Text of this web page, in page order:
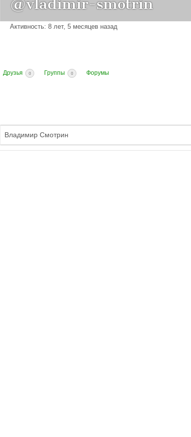
@vladimir-smotrin
Активность: 8 лет, 5 месяцев назад
Друзья 0 Группы 0 Форумы
Владимир Смотрин